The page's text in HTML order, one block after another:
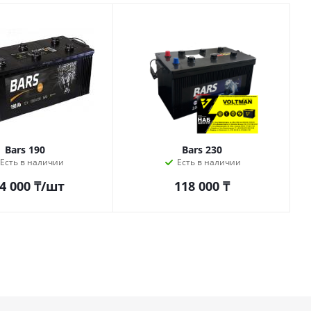
Bars 190
Есть в наличии
000₸/шт
Bars 230
Есть в наличии
118 000₸